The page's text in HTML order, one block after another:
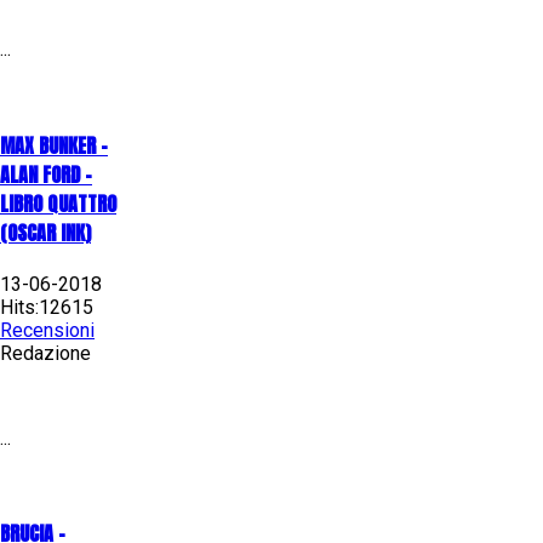
...
MAX BUNKER –
ALAN FORD –
LIBRO QUATTRO
(OSCAR INK)
13-06-2018
Hits:12615
Recensioni
Redazione
...
BRUCIA -